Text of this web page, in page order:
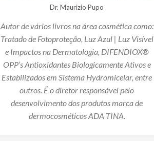
Dr. Maurizio Pupo
Autor de vários livros na área cosmética como:
Tratado de Fotoproteção, Luz Azul | Luz Visível
e Impactos na Dermatologia, DIFENDIOX®
OPP’s Antioxidantes Biologicamente Ativos e
Estabilizados em Sistema Hydromicelar, entre
outros. É o diretor responsável pelo
desenvolvimento dos produtos marca de
dermocosméticos ADA TINA.